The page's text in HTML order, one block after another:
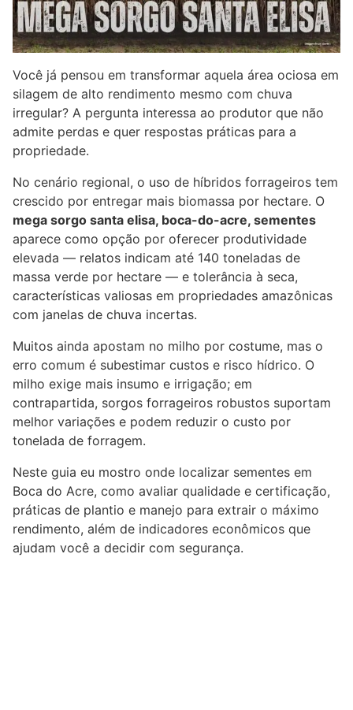
Você já pensou em transformar aquela área ociosa em
silagem de alto rendimento mesmo com chuva
irregular? A pergunta interessa ao produtor que não
admite perdas e quer respostas práticas para a
propriedade.
No cenário regional, o uso de híbridos forrageiros tem
crescido por entregar mais biomassa por hectare. O
mega sorgo santa elisa, boca-do-acre, sementes
aparece como opção por oferecer produtividade
elevada — relatos indicam até 140 toneladas de
massa verde por hectare — e tolerância à seca,
características valiosas em propriedades amazônicas
com janelas de chuva incertas.
Muitos ainda apostam no milho por costume, mas o
erro comum é subestimar custos e risco hídrico. O
milho exige mais insumo e irrigação; em
contrapartida, sorgos forrageiros robustos suportam
melhor variações e podem reduzir o custo por
tonelada de forragem.
Neste guia eu mostro onde localizar sementes em
Boca do Acre, como avaliar qualidade e certificação,
práticas de plantio e manejo para extrair o máximo
rendimento, além de indicadores econômicos que
ajudam você a decidir com segurança.